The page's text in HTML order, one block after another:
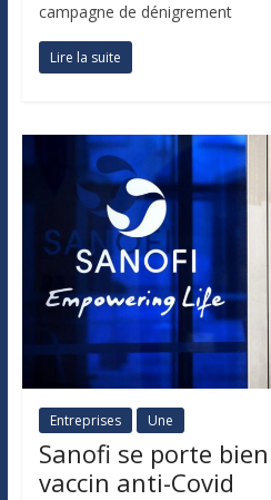
campagne de dénigrement
Lire la suite
Entreprises Une
Sanofi se porte
vaccin anti-Covid